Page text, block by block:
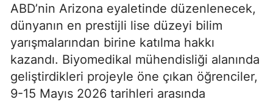
ABD’nin Arizona eyaletinde düzenlenecek,
dünyanın en prestijli lise düzeyi bilim
yarışmalarından birine katılma hakkı
kazandı. Biyomedikal mühendisliği alanında
geliştirdikleri projeyle öne çıkan öğrenciler,
9-15 Mayıs 2026 tarihleri arasında